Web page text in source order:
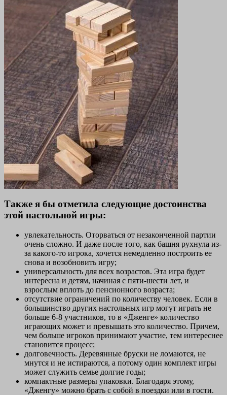
Также я бы отметила следующие достоинства
этой настольной игры:
увлекательность. Оторваться от незаконченной партии
очень сложно. И даже после того, как башня рухнула из-
за какого-то игрока, хочется немедленно построить ее
снова и возобновить игру;
универсальность для всех возрастов. Эта игра будет
интересна и детям, начиная с пяти-шести лет, и
взрослым вплоть до пенсионного возраста;
отсутствие ограничений по количеству человек. Если в
большинство других настольных игр могут играть не
больше 6-8 участников, то в «Дженге» количество
играющих может и превышать это количество. Причем,
чем больше игроков принимают участие, тем интереснее
становится процесс;
долговечность. Деревянные бруски не ломаются, не
мнутся и не истираются, а потому один комплект игры
может служить семье долгие годы;
компактные размеры упаковки. Благодаря этому,
«Дженгу» можно брать с собой в поездки или в гости.